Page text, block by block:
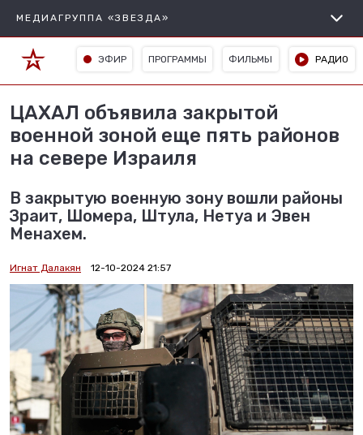
МЕДИАГРУППА «ЗВЕЗДА»
ЭФИР ПРОГРАММЫ ФИЛЬМЫ РАДИО
ЦАХАЛ объявила закрытой
военной зоной еще пять районов
на севере Израиля
В закрытую военную зону вошли районы
Зраит, Шомера, Штула, Нетуа и Эвен
Менахем.
Игнат Далакян 12-10-2024 21:57